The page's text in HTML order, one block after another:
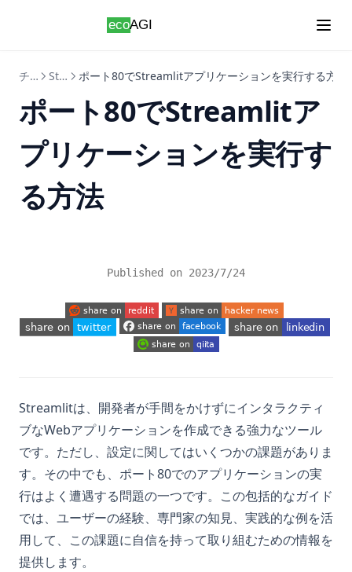
チュートリアル Streamlit ポート80でStreamlitアプリケーションを実行する方法
ポート80でStreamlitア
プリケーションを実行す
る方法
Published on 2023/7/24
(opens in a new tab)(opens in a new tab)
(opens in a new tab)(opens in a new tab)
Streamlitは、開発者が手間をかけずにインタラクティ
ブなWebアプリケーションを作成できる強力なツール
です。ただし、設定に関してはいくつかの課題がありま
す。その中でも、ポート80でのアプリケーションの実
行はよく遭遇する問題の一つです。この包括的なガイド
では、ユーザーの経験、専門家の知見、実践的な例を活
用して、この課題に自信を持って取り組むための情報を
提供します。